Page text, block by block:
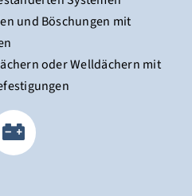
und Böschungen mit
oder Welldächern mit